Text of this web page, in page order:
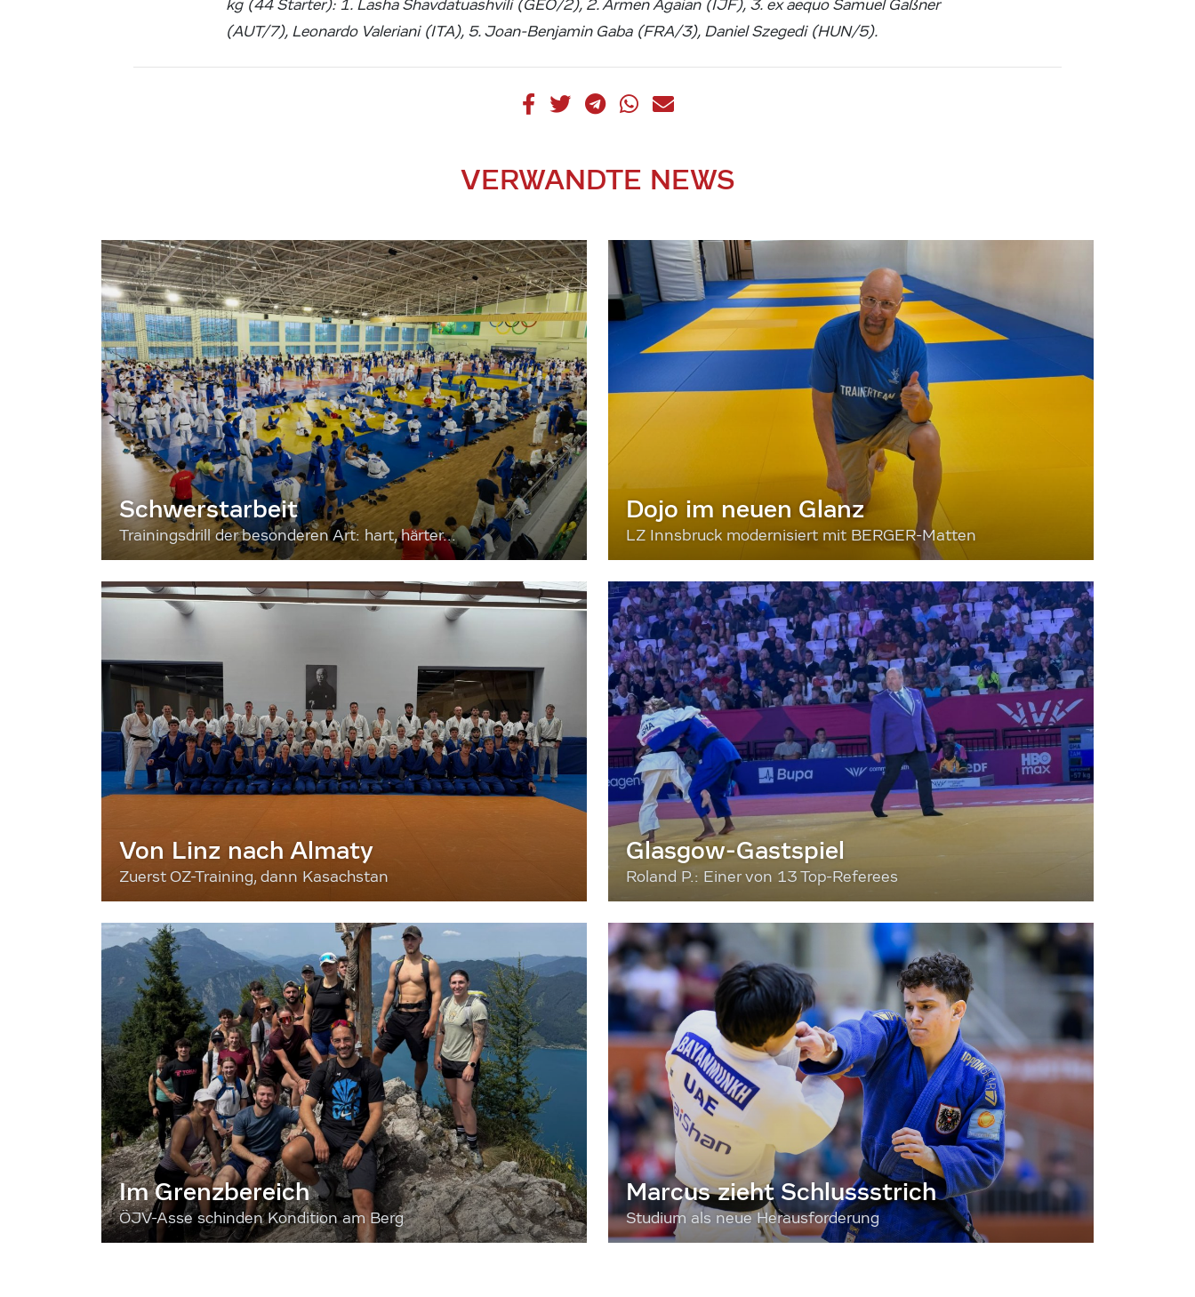
kg (44 Starter): 1. Lasha Shavdatuashvili (GEO/2), 2. Armen Agaian (IJF), 3. ex aequo Samuel Gaßner
(AUT/7), Leonardo Valeriani (ITA), 5. Joan-Benjamin Gaba (FRA/3), Daniel Szegedi (HUN/5).
VERWANDTE NEWS
Schwerstarbeit
Trainingsdrill der besonderen Art: hart, härter...
Dojo im neuen Glanz
LZ Innsbruck modernisiert mit BERGER-Matten
Von Linz nach Almaty
Zuerst OZ-Training, dann Kasachstan
Glasgow-Gastspiel
Roland P.: Einer von 13 Top-Referees
Im Grenzbereich
ÖJV-Asse schinden Kondition am Berg
Marcus zieht Schlussstrich
Studium als neue Herausforderung